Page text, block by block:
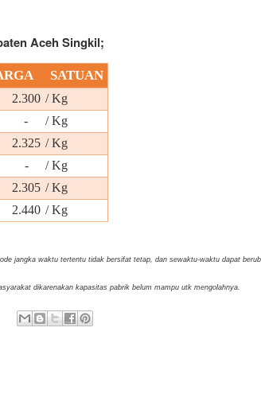
Aceh Singkil;
SATUAN
/ Kg
/ Kg
/ Kg
-
/ Kg
/ Kg
/ Kg
jangka waktu tertentu tidak bersifat tetap, dan sewaktu-waktu dapat
dikarenakan kapasitas pabrik belum mampu utk mengolahnya.